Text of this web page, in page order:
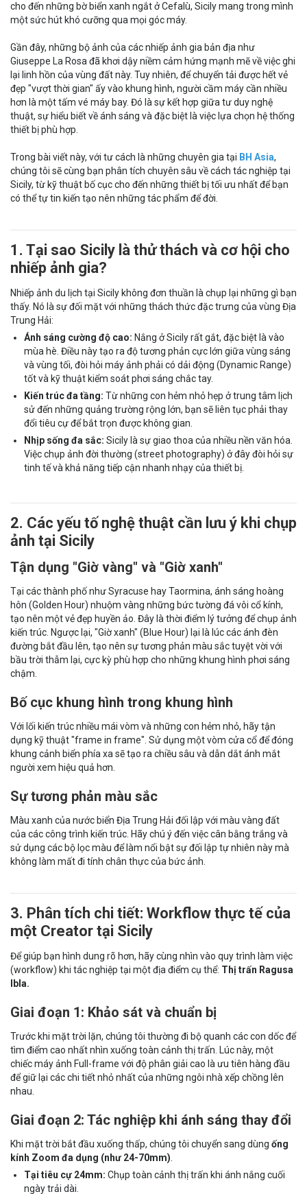
cho đến những bờ biển xanh ngắt ở Cefalù, Sicily mang trong mình
một sức hút khó cưỡng qua mọi góc máy.
Gần đây, những bộ ảnh của các nhiếp ảnh gia bản địa như
Giuseppe La Rosa đã khơi dậy niềm cảm hứng mạnh mẽ về việc ghi
lại linh hồn của vùng đất này. Tuy nhiên, để chuyển tải được hết vẻ
đẹp "vượt thời gian" ấy vào khung hình, người cầm máy cần nhiều
hơn là một tấm vé máy bay. Đó là sự kết hợp giữa tư duy nghệ
thuật, sự hiểu biết về ánh sáng và đặc biệt là việc lựa chọn hệ thống
thiết bị phù hợp.
Trong bài viết này, với tư cách là những chuyên gia tại BH Asia,
chúng tôi sẽ cùng bạn phân tích chuyên sâu về cách tác nghiệp tại
Sicily, từ kỹ thuật bố cục cho đến những thiết bị tối ưu nhất để bạn
có thể tự tin kiến tạo nên những tác phẩm để đời.
1. Tại sao Sicily là thử thách và cơ hội cho
nhiếp ảnh gia?
Nhiếp ảnh du lịch tại Sicily không đơn thuần là chụp lại những gì bạn
thấy. Nó là sự đối mặt với những thách thức đặc trưng của vùng Địa
Trung Hải:
Ánh sáng cường độ cao: Nắng ở Sicily rất gắt, đặc biệt là vào
mùa hè. Điều này tạo ra độ tương phản cực lớn giữa vùng sáng
và vùng tối, đòi hỏi máy ảnh phải có dải động (Dynamic Range)
tốt và kỹ thuật kiểm soát phơi sáng chắc tay.
Kiến trúc đa tầng: Từ những con hẻm nhỏ hẹp ở trung tâm lịch
sử đến những quảng trường rộng lớn, bạn sẽ liên tục phải thay
đổi tiêu cự để bắt trọn được không gian.
Nhịp sống đa sắc: Sicily là sự giao thoa của nhiều nền văn hóa.
Việc chụp ảnh đời thường (street photography) ở đây đòi hỏi sự
tinh tế và khả năng tiếp cận nhanh nhạy của thiết bị.
2. Các yếu tố nghệ thuật cần lưu ý khi chụp
ảnh tại Sicily
Tận dụng "Giờ vàng" và "Giờ xanh"
Tại các thành phố như Syracuse hay Taormina, ánh sáng hoàng
hôn (Golden Hour) nhuộm vàng những bức tường đá vôi cổ kính,
tạo nên một vẻ đẹp huyền ảo. Đây là thời điểm lý tưởng để chụp ảnh
kiến trúc. Ngược lại, "Giờ xanh" (Blue Hour) lại là lúc các ánh đèn
đường bắt đầu lên, tạo nên sự tương phản màu sắc tuyệt vời với
bầu trời thẫm lại, cực kỳ phù hợp cho những khung hình phơi sáng
chậm.
Bố cục khung hình trong khung hình
Với lối kiến trúc nhiều mái vòm và những con hẻm nhỏ, hãy tận
dụng kỹ thuật "frame in frame". Sử dụng một vòm cửa cổ để đóng
khung cảnh biển phía xa sẽ tạo ra chiều sâu và dẫn dắt ánh mắt
người xem hiệu quả hơn.
Sự tương phản màu sắc
Màu xanh của nước biển Địa Trung Hải đối lập với màu vàng đất
của các công trình kiến trúc. Hãy chú ý đến việc cân bằng trắng và
sử dụng các bộ lọc màu để làm nổi bật sự đối lập tự nhiên này mà
không làm mất đi tính chân thực của bức ảnh.
3. Phân tích chi tiết: Workflow thực tế của
một Creator tại Sicily
Để giúp bạn hình dung rõ hơn, hãy cùng nhìn vào quy trình làm việc
(workflow) khi tác nghiệp tại một địa điểm cụ thể: Thị trấn Ragusa
Ibla.
Giai đoạn 1: Khảo sát và chuẩn bị
Trước khi mặt trời lặn, chúng tôi thường đi bộ quanh các con dốc để
tìm điểm cao nhất nhìn xuống toàn cảnh thị trấn. Lúc này, một
chiếc máy ảnh Full-frame với độ phân giải cao là ưu tiên hàng đầu
để giữ lại các chi tiết nhỏ nhất của những ngôi nhà xếp chồng lên
nhau.
Giai đoạn 2: Tác nghiệp khi ánh sáng thay đổi
Khi mặt trời bắt đầu xuống thấp, chúng tôi chuyển sang dùng ống
kính Zoom đa dụng (như 24-70mm).
Tại tiêu cự 24mm: Chụp toàn cảnh thị trấn khi ánh nắng cuối
ngày trải dài.